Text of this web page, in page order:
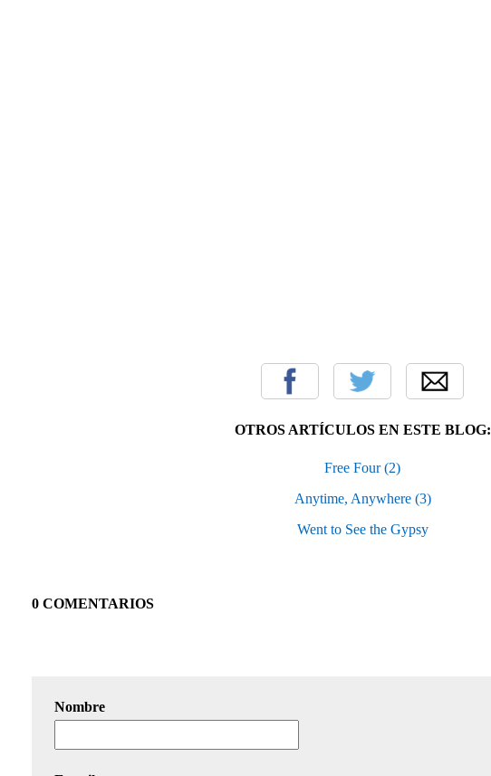
OTROS ARTÍCULOS EN ESTE BLOG:
Free Four (2)
Anytime, Anywhere (3)
Went to See the Gypsy
0 COMENTARIOS
Nombre